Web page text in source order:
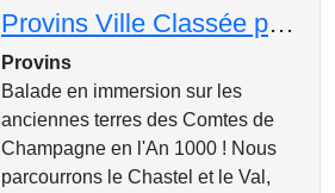
Provins Ville Classée par L'Unesco
Provins
Balade en immersion sur les
anciennes terres des Comtes de
Champagne en l'An 1000 ! Nous
parcourrons le Chastel et le Val,